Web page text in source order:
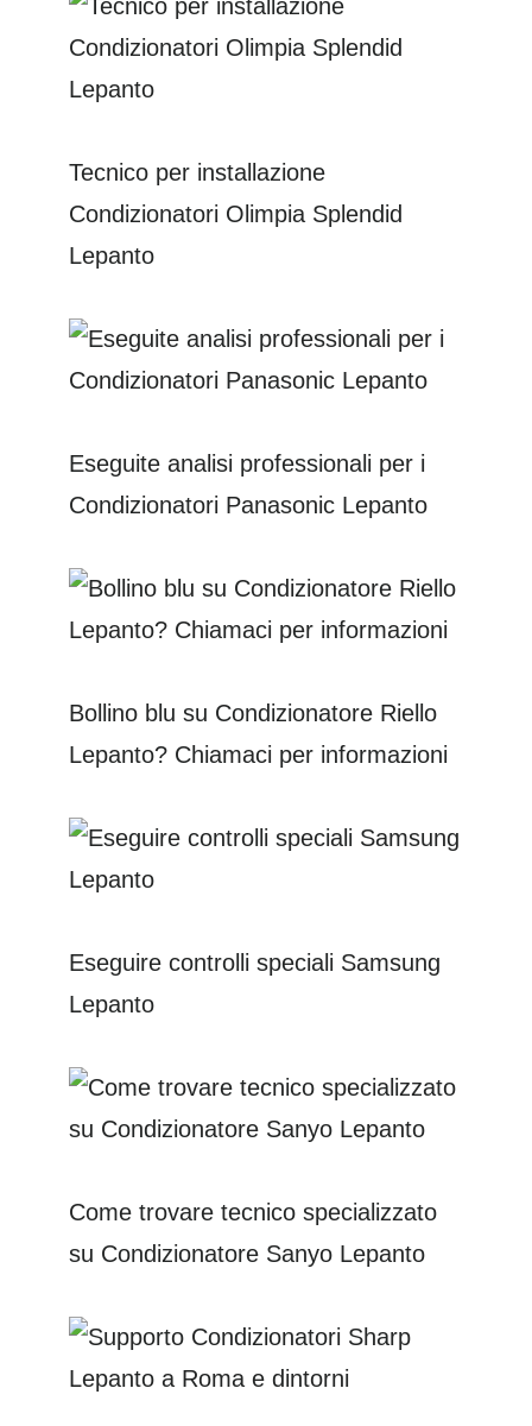
Tecnico per installazione
Condizionatori Olimpia Splendid
Lepanto
Eseguite analisi professionali per i
Condizionatori Panasonic Lepanto
Bollino blu su Condizionatore Riello
Lepanto? Chiamaci per informazioni
Eseguire controlli speciali Samsung
Lepanto
Come trovare tecnico specializzato
su Condizionatore Sanyo Lepanto